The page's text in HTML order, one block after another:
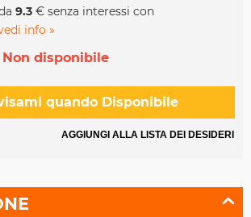
9.3 € senza interessi con
info »
Non disponibile
quando Disponibile
AGGIUNGI ALLA LISTA DEI DESIDERI